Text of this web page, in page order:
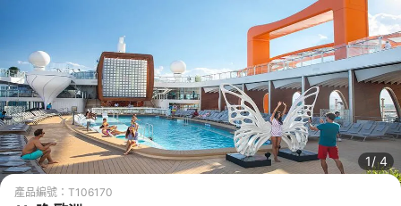
1/4
產品編號： T106170